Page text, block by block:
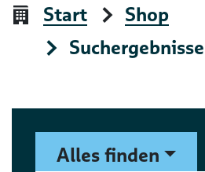
Start
Shop
Suchergebnisse
Suchformular
Alles finden
Suchbegriff